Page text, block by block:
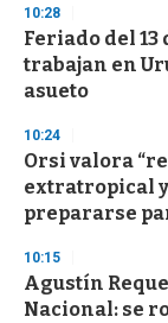
d
s
o
f
3
s
e
c
o
n
d
10:28
Feriado del 13
trabajan en
asueto
10:24
Orsi valora
extratropical
prepararse
10:15
Agustín
Nacional: se